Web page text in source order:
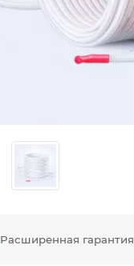
Расширенная гарантия